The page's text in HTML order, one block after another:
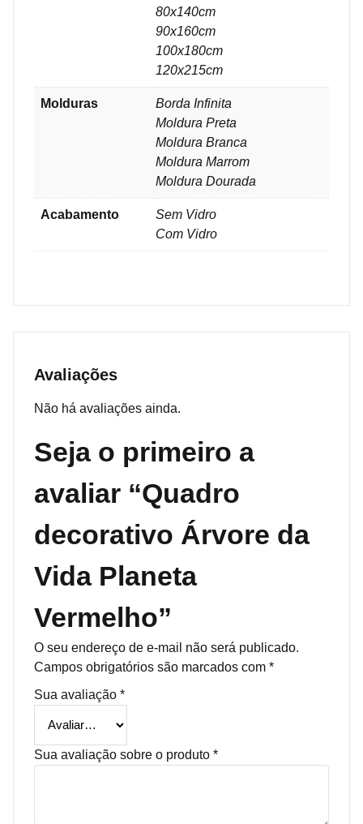
80x140cm
90x160cm
100x180cm
120x215cm
Molduras
Borda Infinita
Moldura Preta
Moldura Branca
Moldura Marrom
Moldura Dourada
Acabamento
Sem Vidro
Com Vidro
Avaliações
Não há avaliações ainda.
Seja o primeiro a
avaliar “Quadro
decorativo Árvore da
Vida Planeta
Vermelho”
O seu endereço de e-mail não será publicado.
Campos obrigatórios são marcados com *
Sua avaliação *
Sua avaliação sobre o produto *